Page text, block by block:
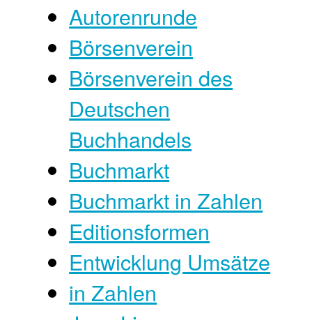
Autorenrunde
Börsenverein
Börsenverein des
Deutschen
Buchhandels
Buchmarkt
Buchmarkt in Zahlen
Editionsformen
Entwicklung Umsätze
in Zahlen